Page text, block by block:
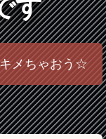
す
メちゃおう☆